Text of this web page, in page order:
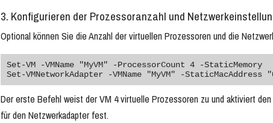
3. Konfigurieren der Prozessoranzahl und
Optional können Sie die Anzahl der virtuellen Prozessoren und die
Set-VM -VMName "MyVM" -ProcessorCount 4 -StaticMemory
Der erste Befehl weist der VM 4 virtuelle Prozessoren zu und aktiviert
für den Netzwerkadapter fest.